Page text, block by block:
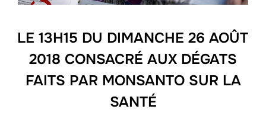
LE 13H15 DU DIMANCHE 26 AOÛT
2018 CONSACRÉ AUX DÉGATS
FAITS PAR MONSANTO SUR LA
SANTÉ